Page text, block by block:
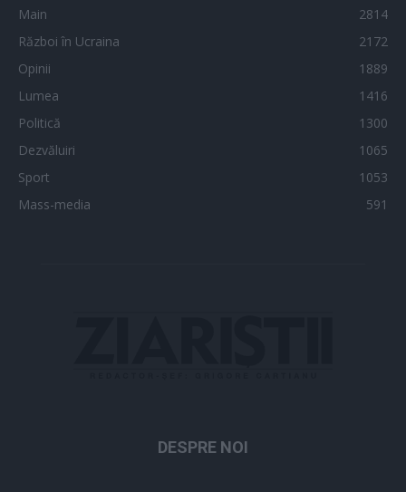
Main
2814
Război în Ucraina
2172
Opinii
1889
Lumea
1416
Politică
1300
Dezvăluiri
1065
Sport
1053
Mass-media
591
DESPRE NOI